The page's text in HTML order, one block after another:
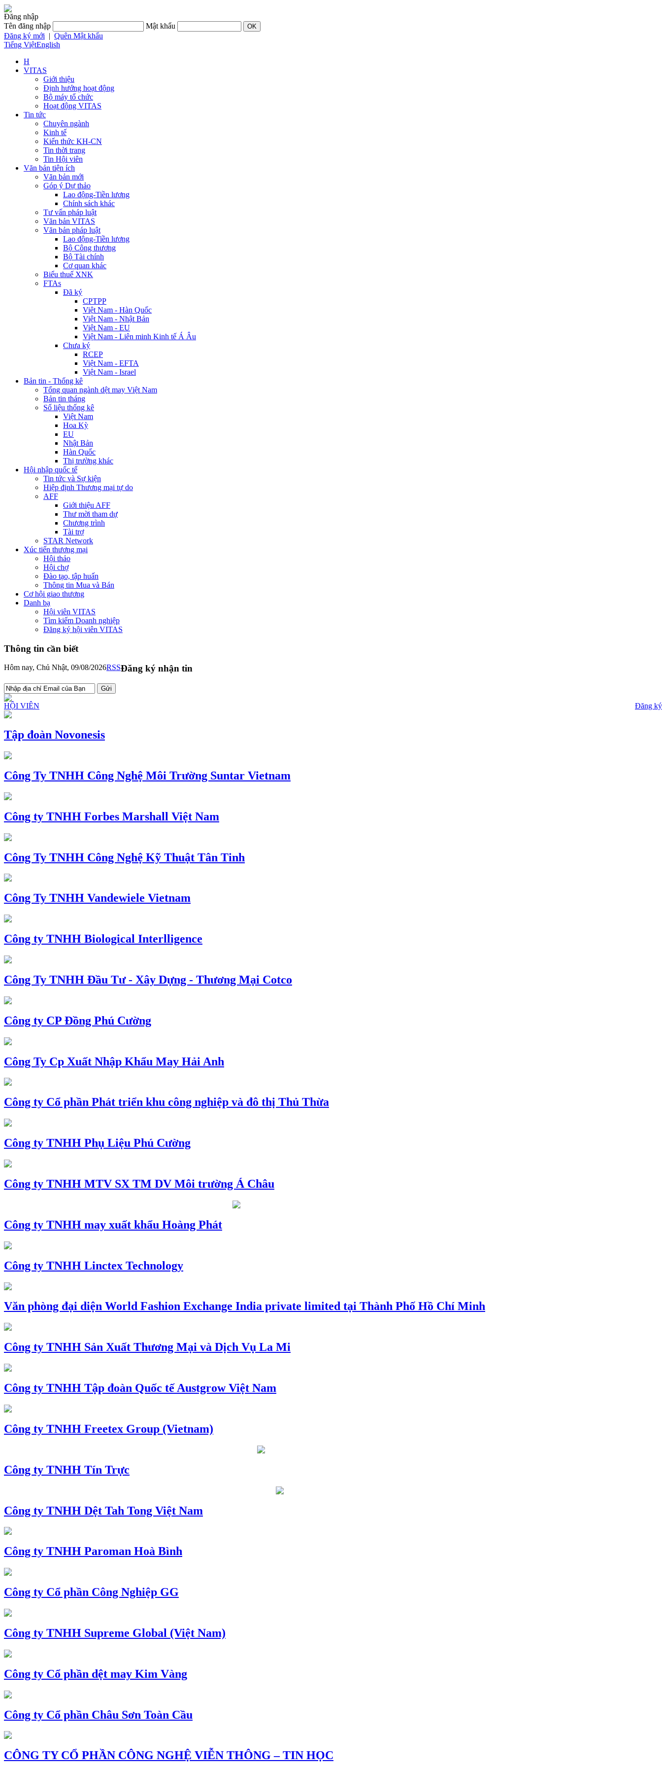
Đăng nhập
Tên đăng nhập
Mật khẩu
Đăng ký mới | Quên Mật khẩu
Tiếng ViệtEnglish
H
VITAS
Giới thiệu
Định hướng hoạt động
Bộ máy tổ chức
Hoạt động VITAS
Tin tức
Chuyên ngành
Kinh tế
Kiến thức KH-CN
Tin thời trang
Tin Hội viên
Văn bản tiện ích
Văn bản mới
Góp ý Dự thảo
Lao động-Tiền lương
Chính sách khác
Tư vấn pháp luật
Văn bản VITAS
Văn bản pháp luật
Lao động-Tiền lương
Bộ Công thương
Bộ Tài chính
Cơ quan khác
Biểu thuế XNK
FTAs
Đã ký
CPTPP
Việt Nam - Hàn Quốc
Việt Nam - Nhật Bản
Việt Nam - EU
Việt Nam - Liên minh Kinh tế Á Âu
Chưa ký
RCEP
Việt Nam - EFTA
Việt Nam - Israel
Bản tin - Thống kê
Tổng quan ngành dệt may Việt Nam
Bản tin tháng
Số liệu thống kê
Việt Nam
Hoa Kỳ
EU
Nhật Bản
Hàn Quốc
Thị trường khác
Hội nhập quốc tế
Tin tức và Sự kiện
Hiệp định Thương mại tự do
AFF
Giới thiệu AFF
Thư mời tham dự
Chương trình
Tài trợ
STAR Network
Xúc tiến thương mại
Hội thảo
Hội chợ
Đào tạo, tập huấn
Thông tin Mua và Bán
Cơ hội giao thương
Danh bạ
Hội viên VITAS
Tìm kiếm Doanh nghiệp
Đăng ký hội viên VITAS
Thông tin cần biết
Hôm nay, Chủ Nhật, 09/08/2026RSSĐăng ký nhận tin
HỘI VIÊN Đăng ký
Tập đoàn Novonesis
Công Ty TNHH Công Nghệ Môi Trường Suntar Vietnam
Công ty TNHH Forbes Marshall Việt Nam
Công Ty TNHH Công Nghệ Kỹ Thuật Tân Tinh
Công Ty TNHH Vandewiele Vietnam
Công ty TNHH Biological Interlligence
Công Ty TNHH Đầu Tư - Xây Dựng - Thương Mại Cotco
Công ty CP Đồng Phú Cường
Công Ty Cp Xuất Nhập Khẩu May Hải Anh
Công ty Cổ phần Phát triển khu công nghiệp và đô thị Thủ Thừa
Công ty TNHH Phụ Liệu Phú Cường
Công ty TNHH MTV SX TM DV Môi trường Á Châu
Công ty TNHH may xuất khẩu Hoàng Phát
Công ty TNHH Linctex Technology
Văn phòng đại diện World Fashion Exchange India private limited tại Thành Phố Hồ Chí Minh
Công ty TNHH Sản Xuất Thương Mại và Dịch Vụ La Mi
Công ty TNHH Tập đoàn Quốc tế Austgrow Việt Nam
Công ty TNHH Freetex Group (Vietnam)
Công ty TNHH Tín Trực
Công ty TNHH Dệt Tah Tong Việt Nam
Công ty TNHH Paroman Hoà Bình
Công ty Cổ phần Công Nghiệp GG
Công ty TNHH Supreme Global (Việt Nam)
Công ty Cổ phần dệt may Kim Vàng
Công ty Cổ phần Châu Sơn Toàn Cầu
CÔNG TY CỔ PHẦN CÔNG NGHỆ VIỄN THÔNG – TIN HỌC